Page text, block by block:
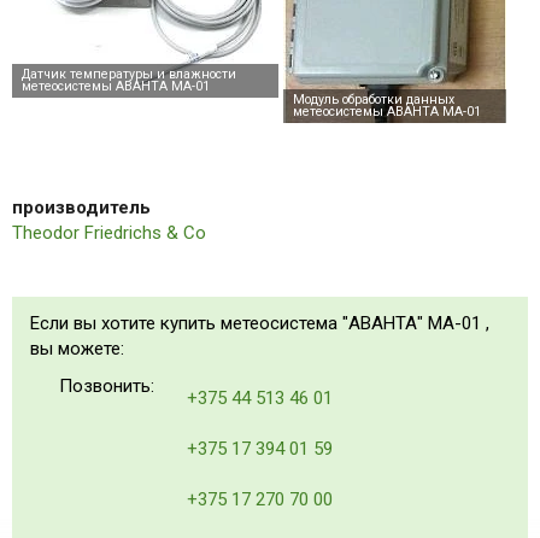
производитель
Theodor Friedrichs & Co
Если вы хотите купить метеосистема "АВАНТА" МА-01 ,
вы можете:
Позвонить:
+375 44 513 46 01
+375 17 394 01 59
+375 17 270 70 00